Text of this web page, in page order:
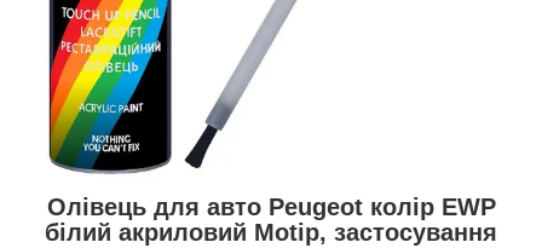
Олівець для авто Peugeot колір EWP
білий акриловий Motip, застосування